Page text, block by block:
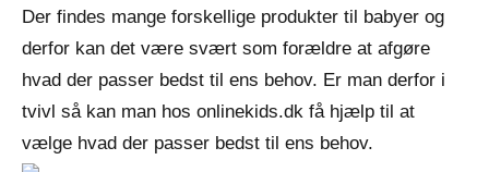
Der findes mange forskellige produkter til babyer og
derfor kan det være svært som forældre at afgøre
hvad der passer bedst til ens behov. Er man derfor i
tvivl så kan man hos onlinekids.dk få hjælp til at
vælge hvad der passer bedst til ens behov.